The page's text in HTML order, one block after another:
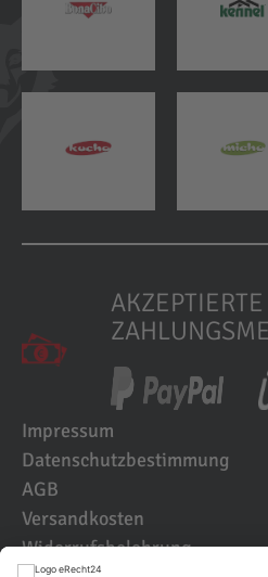
AKZEPTIERTE
Impressum
Datenschutzbestimmung
AGB
Versandkosten
Widerrufsbelehrung